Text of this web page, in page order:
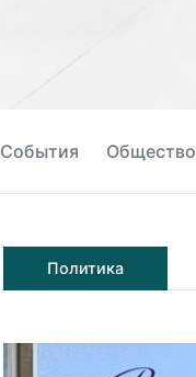
События Общество
Политика